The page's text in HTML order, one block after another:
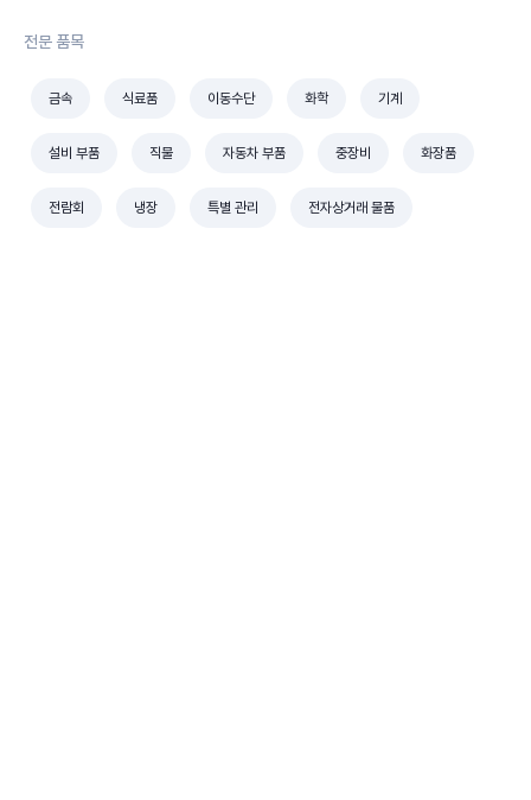
전문 품목
금속 식료품 이동수단 화학 기계
설비 부품 직물 자동차 부품 중장비 화장품
전람회 냉장 특별 관리 전자상거래 물품